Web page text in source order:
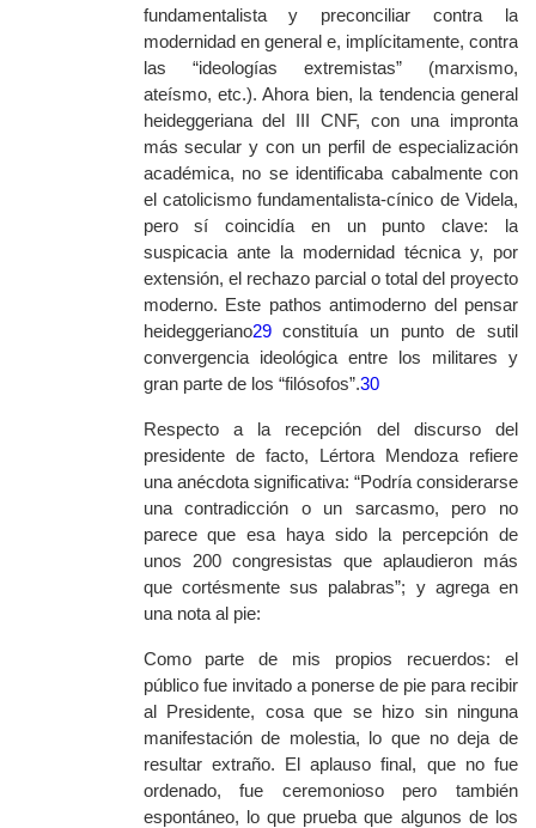
fundamentalista y preconciliar contra la
modernidad en general e, implícitamente, contra
las “ideologías extremistas” (marxismo,
ateísmo, etc.). Ahora bien, la tendencia general
heideggeriana del III CNF, con una impronta
más secular y con un perfil de especialización
académica, no se identificaba cabalmente con
el catolicismo fundamentalista-cínico de Videla,
pero sí coincidía en un punto clave: la
suspicacia ante la modernidad técnica y, por
extensión, el rechazo parcial o total del proyecto
moderno. Este pathos antimoderno del pensar
heideggeriano29constituía un punto de sutil
convergencia ideológica entre los militares y
gran parte de los “filósofos”.30
Respecto a la recepción del discurso del
presidente de facto, Lértora Mendoza refiere
una anécdota significativa: “Podría considerarse
una contradicción o un sarcasmo, pero no
parece que esa haya sido la percepción de
unos 200 congresistas que aplaudieron más
que cortésmente sus palabras”; y agrega en
una nota al pie:
Como parte de mis propios recuerdos: el
público fue invitado a ponerse de pie para recibir
al Presidente, cosa que se hizo sin ninguna
manifestación de molestia, lo que no deja de
resultar extraño. El aplauso final, que no fue
ordenado, fue ceremonioso pero también
espontáneo, lo que prueba que algunos de los